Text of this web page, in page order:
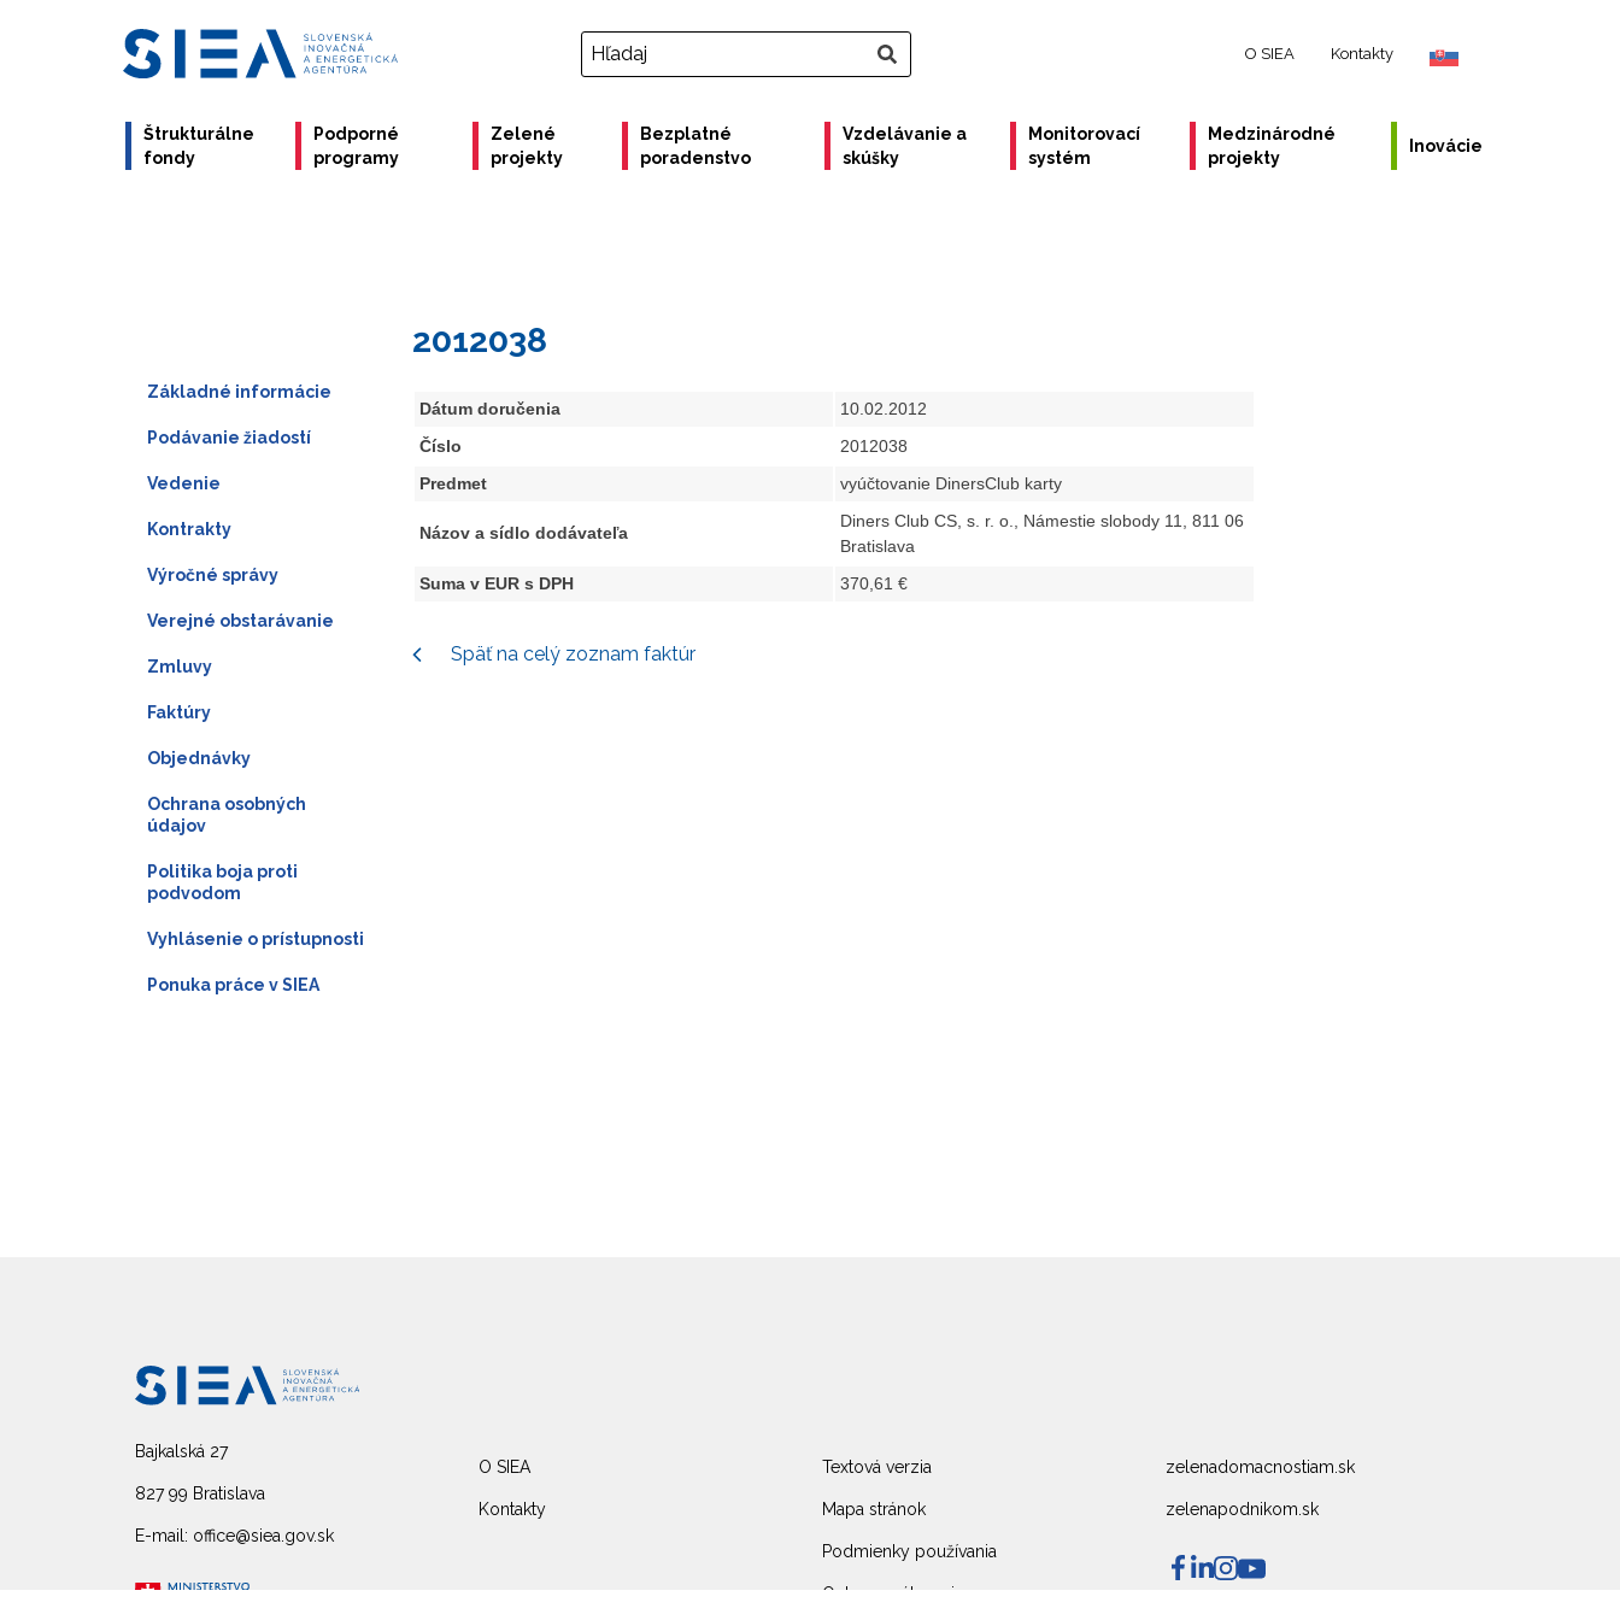
O SIEA Kontakty
Štrukturálne
fondy
Podporné
programy
Zelené
projekty
Bezplatné
poradenstvo
Vzdelávanie a
skúšky
Monitorovací
systém
Medzinárodné
projekty
Inovácie
2012038
Dátum doručenia
10.02.2012
Číslo
2012038
Predmet
vyúčtovanie DinersClub karty
Názov a sídlo dodávateľa
Diners Club CS, s. r. o., Námestie slobody 11, 811 06
Bratislava
Suma v EUR s DPH
370,61 €
Späť na celý zoznam faktúr
Základné informácie
Podávanie žiadostí
Vedenie
Kontrakty
Výročné správy
Verejné obstarávanie
Zmluvy
Faktúry
Objednávky
Ochrana osobných
údajov
Politika boja proti
podvodom
Vyhlásenie o prístupnosti
Ponuka práce v SIEA
Bajkalská 27
827 99 Bratislava
E-mail: office@siea.gov.sk
O SIEA
Kontakty
Textová verzia
Mapa stránok
Podmienky používania
Ochrana súkromia
zelenadomacnostiam.sk
zelenapodnikom.sk